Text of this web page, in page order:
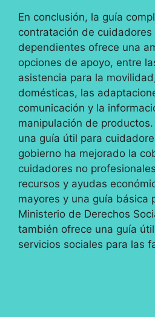
En conclusión, la guía
contratación de cuidadores
dependientes ofrece una
opciones de apoyo, entre
asistencia para la
domésticas, las
comunicación y la
manipulación de
una guía útil para
gobierno ha mejorado la
cuidadores no
recursos y ayudas
mayores y una guía básica
Ministerio de Derechos
también ofrece una guía
servicios sociales para las